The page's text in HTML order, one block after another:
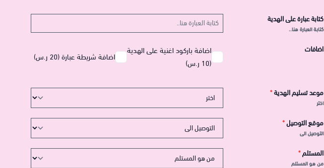
كتابة عبارة على الهدية
كتابة العبارة هنا..
اضافات
اضافة باركود اغنية على الهدية
(10 ر.س)
اضافة شريطة عبارة (20 ر.س)
موعد تسليم الهدية*
اختر
موقع التوصيل*
التوصيل الى
المستلم*
من هو المستلم